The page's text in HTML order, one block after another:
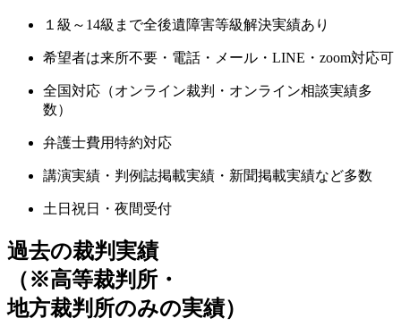
１級～14級まで全後遺障害等級解決実績あり
希望者は来所不要・電話・メール・LINE・zoom対応可
全国対応 （オンライン裁判・オンライン相談実績多
数）
弁護士費用特約対応
講演実績・判例誌掲載実績・新聞掲載実績など多数
土日祝日・夜間受付
過去の裁判実績
（※高等裁判所・
地方裁判所のみの実績）